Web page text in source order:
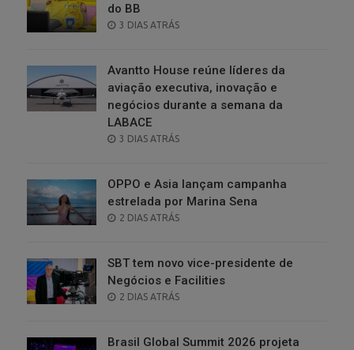
do BB
POSTED
3 DIAS ATRÁS
Avantto House reúne líderes da
aviação executiva, inovação e
negócios durante a semana da
LABACE
POSTED
3 DIAS ATRÁS
OPPO e Asia lançam campanha
estrelada por Marina Sena
POSTED
2 DIAS ATRÁS
SBT tem novo vice-presidente de
Negócios e Facilities
POSTED
2 DIAS ATRÁS
Brasil Global Summit 2026 projeta